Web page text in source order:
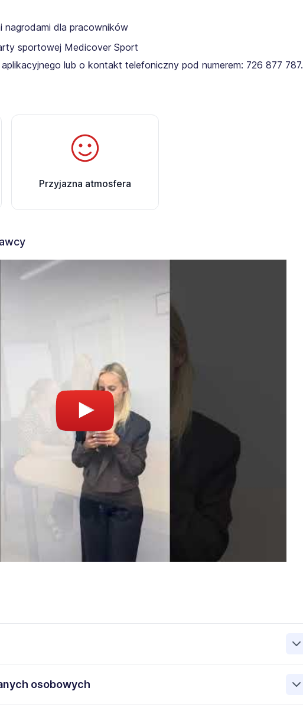
dla pracowników
sportowej Medicover Sport
aplikacyjnego lub o kontakt telefoniczny pod numerem: 726 877 787.​
Przyjazna atmosfera
zawartych w zgłoszeniu rekrutacyjnym w celu prowadzenia rekrutacji
osobowych